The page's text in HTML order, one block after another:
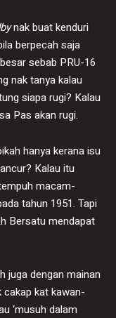
nak buat kenduri
berpecah saja
sebab PRU-16
nak tanya kalau
siapa rugi? Kalau
Pas akan rugi.
hanya kerana isu
Kalau itu
macam-
tahun 1951. Tapi
Bersatu mendapat
juga dengan mainan
cakap kat kawan-
‘musuh dalam